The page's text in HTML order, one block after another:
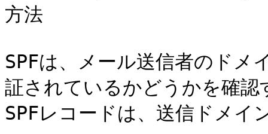
方法
SPFは、メール送信者のド
証されているかどうかを確
SPFレコードは、送信ドメイ